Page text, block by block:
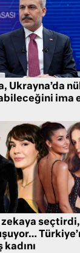
Ukrayna’da
ima
seçtirdi,